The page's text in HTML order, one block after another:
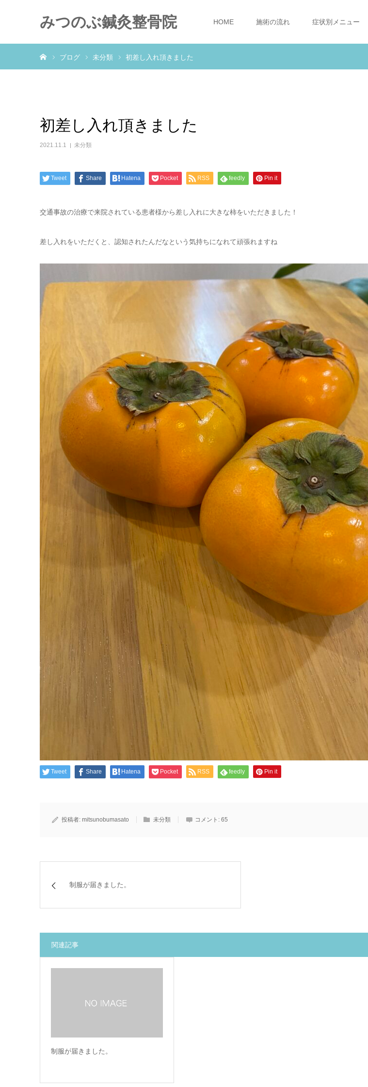
みつのぶ鍼灸整骨院 HOME 施術の流れ 症状別メニュー
ブログ 未分類 初差し入れ頂きました
初差し入れ頂きました
2021.11.1 未分類
Tweet Share Hatena Pocket RSS feedly Pin it
交通事故の治療で来院されている患者様から差し入れに大きな柿をいただきました！
差し入れをいただくと、認知されたんだなという気持ちになれて頑張れますね
Tweet Share Hatena Pocket RSS feedly Pin it
投稿者: mitsunobumasato 未分類 コメント: 65
制服が届きました。
関連記事
制服が届きました。